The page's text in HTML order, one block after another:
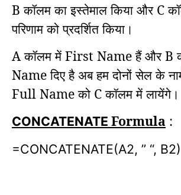
B कॉलम का इस्तेमाल किया और C
परिणाम को प्रदर्शित किया।
A कॉलम में First Name हैं और B
Name दिए है अब हम दोनों सेल के
Full Name को C कॉलम में लायेंगे।
CONCATENATE Formula :
=CONCATENATE(A2, ” “, B2)